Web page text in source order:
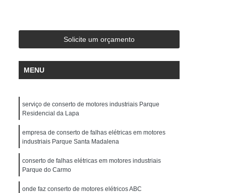
Conserto de Cnc Mach 8 e 9
de Cnc Mitsubishi Series 64 e 70
Philips 432
em Motores Industriais
Conserto de Motores Elétricos
Conserto de Motores Elétricos Preço
Industriais Antigos
Danificados por Sobrecarga
Solicite um orçamento
MENU
serviço de conserto de motores industriais Parque
Residencial da Lapa
empresa de conserto de falhas elétricas em motores
industriais Parque Santa Madalena
conserto de falhas elétricas em motores industriais
Parque do Carmo
onde faz conserto de motores elétricos ABC